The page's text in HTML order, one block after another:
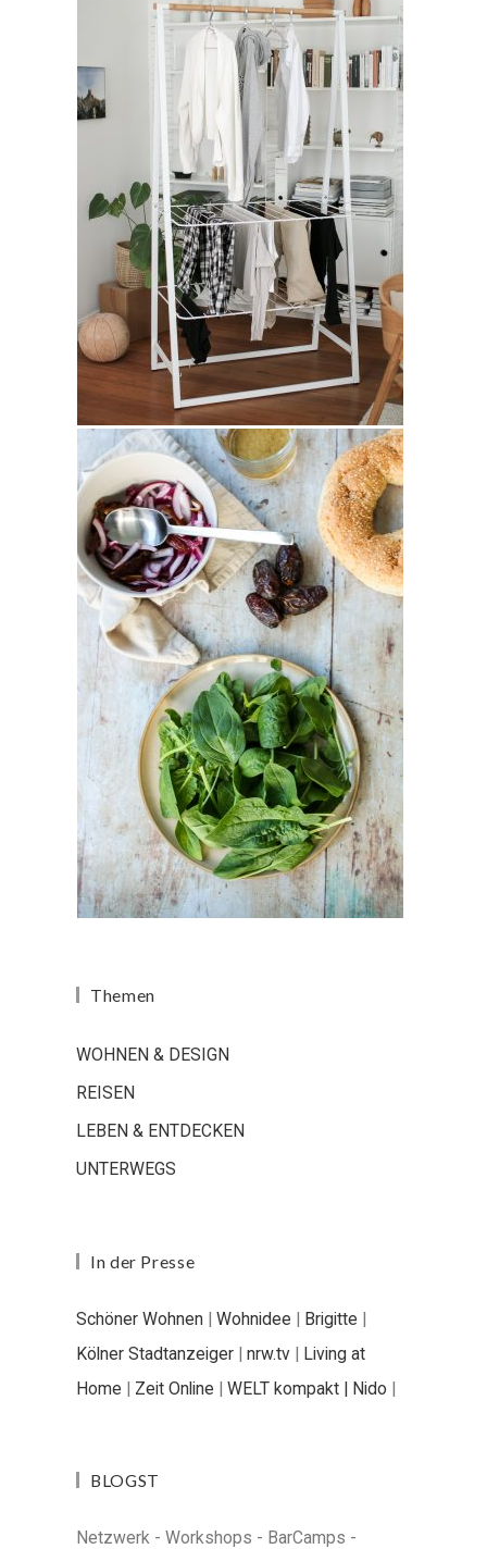
Themen
WOHNEN & DESIGN
REISEN
LEBEN & ENTDECKEN
UNTERWEGS
In der Presse
Schöner Wohnen | Wohnidee | Brigitte |
Kölner Stadtanzeiger | nrw.tv | Living at
Home | Zeit Online | WELT kompakt | Nido |
BLOGST
Netzwerk - Workshops - BarCamps -